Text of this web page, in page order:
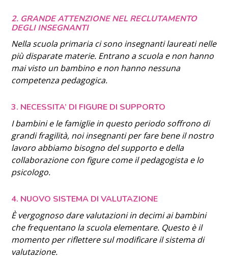
2. GRANDE ATTENZIONE NEL RECLUTAMENTO
DEGLI INSEGNANTI
Nella scuola primaria ci sono insegnanti laureati nelle
più disparate materie. Entrano a scuola e non hanno
mai visto un bambino e non hanno nessuna
competenza pedagogica.
3. NECESSITA’ DI FIGURE DI SUPPORTO
I bambini e le famiglie in questo periodo soffrono di
grandi fragilità, noi insegnanti per fare bene il nostro
lavoro abbiamo bisogno del supporto e della
collaborazione con figure come il pedagogista e lo
psicologo.
4. NUOVO SISTEMA DI VALUTAZIONE
È vergognoso dare valutazioni in decimi ai bambini
che frequentano la scuola elementare. Questo è il
momento per riflettere sul modificare il sistema di
valutazione.